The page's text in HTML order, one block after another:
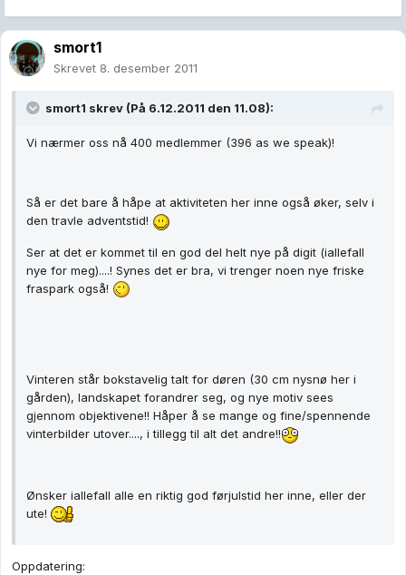
smort1
Skrevet 8. desember 2011
smort1 skrev (På 6.12.2011 den 11.08):
Vi nærmer oss nå 400 medlemmer (396 as we speak)!
Så er det bare å håpe at aktiviteten her inne også øker, selv i
den travle adventstid!
Ser at det er kommet til en god del helt nye på digit (iallefall
nye for meg)....! Synes det er bra, vi trenger noen nye friske
fraspark også!
Vinteren står bokstavelig talt for døren (30 cm nysnø her i
gården), landskapet forandrer seg, og nye motiv sees
gjennom objektivene!! Håper å se mange og fine/spennende
vinterbilder utover...., i tillegg til alt det andre!!
Ønsker iallefall alle en riktig god førjulstid her inne, eller der
ute!
Oppdatering: